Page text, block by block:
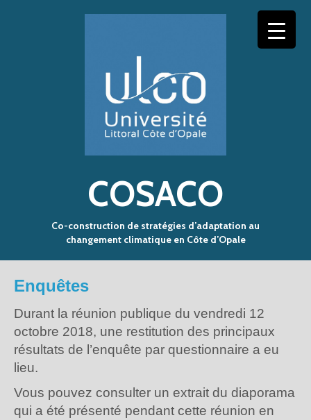
COSACO
Co-construction de stratégies d’adaptation au
changement climatique en Côte d’Opale
Enquêtes
Durant la réunion publique du vendredi 12
octobre 2018, une restitution des principaux
résultats de l’enquête par questionnaire a eu
lieu.
Vous pouvez consulter un extrait du diaporama
qui a été présenté pendant cette réunion en